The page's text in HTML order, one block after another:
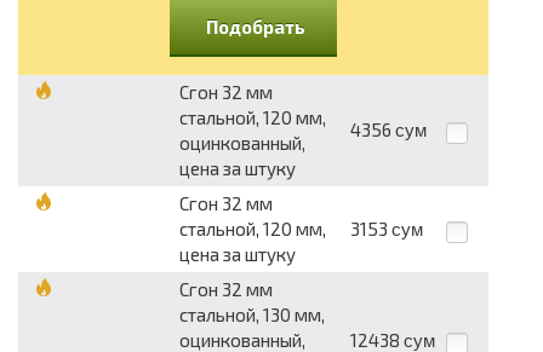
Подобрать
Сгон 32 мм
стальной, 120 мм,
оцинкованный,
цена за штуку
4356 сум
Сгон 32 мм
стальной, 120 мм,
цена за штуку
3153 сум
Сгон 32 мм
стальной, 130 мм,
оцинкованный,
12438 сум